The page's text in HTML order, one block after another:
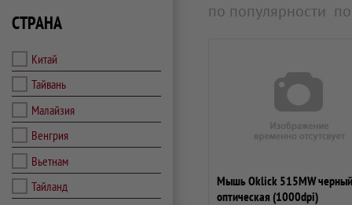
СТРАНА
Китай
Тайвань
Малайзия
Венгрия
Вьетнам
Тайланд
по популярности
Мышь Oklick 515MW черный
оптическая (1000dpi)